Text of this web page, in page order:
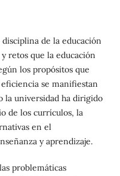
de la educación
retos que la educación
los propósitos que
se manifiestan
la universidad ha dirigido
de los currículos, la
en el
y aprendizaje.
problemáticas